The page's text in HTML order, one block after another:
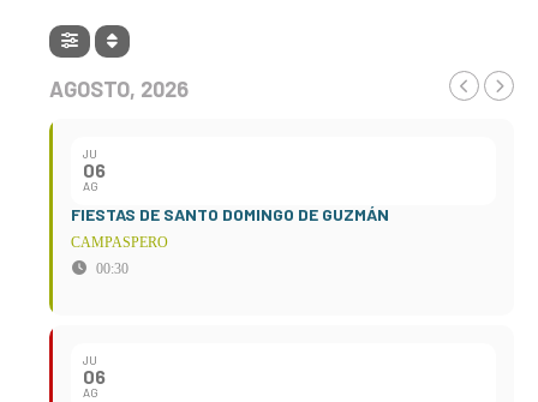
AGOSTO, 2026
JU
06
AG
FIESTAS DE SANTO DOMINGO DE GUZMÁN
CAMPASPERO
00:30
JU
06
AG